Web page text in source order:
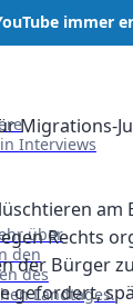
Interviews
über
den
des
Landtages.
immer
Migrations-
Rechts
der Bürger
gefordert,